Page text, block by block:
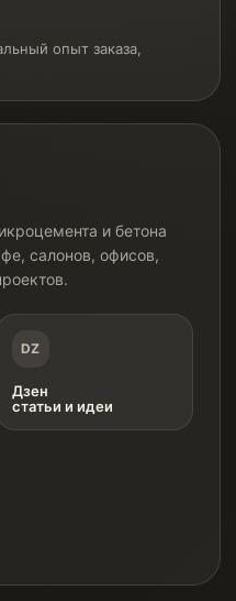
опыт заказа,
и бетона
салонов, офисов,
DZ
Дзен
статьи и идеи